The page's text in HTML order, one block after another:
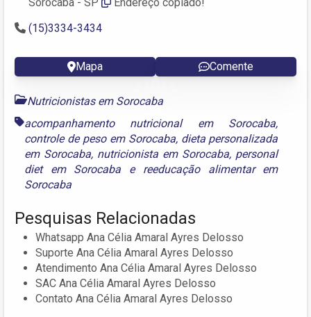
(15)3334-3434
Mapa Comente
Nutricionistas em Sorocaba
acompanhamento nutricional em Sorocaba,
controle de peso em Sorocaba, dieta personalizada
em Sorocaba, nutricionista em Sorocaba, personal
diet em Sorocaba e reeducação alimentar em
Sorocaba
Pesquisas Relacionadas
Whatsapp Ana Célia Amaral Ayres Delosso
Suporte Ana Célia Amaral Ayres Delosso
Atendimento Ana Célia Amaral Ayres Delosso
SAC Ana Célia Amaral Ayres Delosso
Contato Ana Célia Amaral Ayres Delosso